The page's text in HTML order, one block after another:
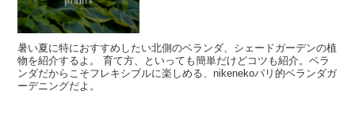
暑い夏に特におすすめしたい北側のベランダ、シェードガーデンの植
物を紹介するよ。 育て方、といっても簡単だけどコツも紹介。ベラ
ンダだからこそフレキシブルに楽しめる、nikenekoパリ的ベランダガ
ーデニングだよ。